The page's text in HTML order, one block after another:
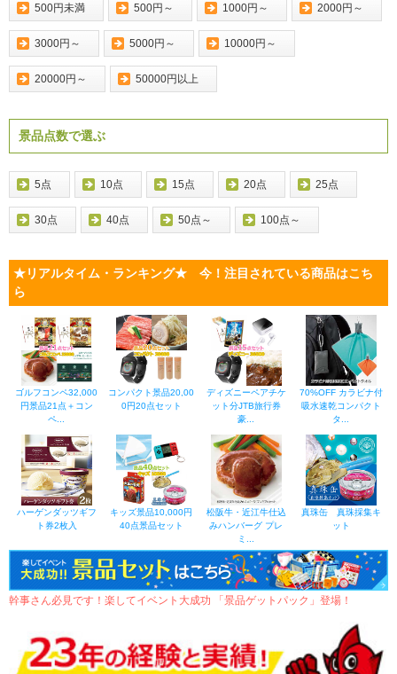
500円未満 500円～ 1000円～ 2000円～
3000円～ 5000円～ 10000円～
20000円～ 50000円以上
景品点数で選ぶ
5点 10点 15点 20点 25点
30点 40点 50点～ 100点～
★リアルタイム・ランキング★ 今！注目されている商品はこち
ら
ゴルフコンペ32,000
円景品21点＋コン
ペ...
コンパクト景品20,00
0円20点セット
ディズニーペアチケ
ット分JTB旅行券
豪...
70%OFF カラビナ付
吸水速乾コンパクト
タ...
ハーゲンダッツギフ
ト券2枚入
キッズ景品10,000円
40点景品セット
松阪牛・近江牛仕込
みハンバーグ プレ
ミ...
真珠缶 真珠採集キ
ット
幹事さん必見です！楽してイベント大成功 「景品ゲットパック」登場！